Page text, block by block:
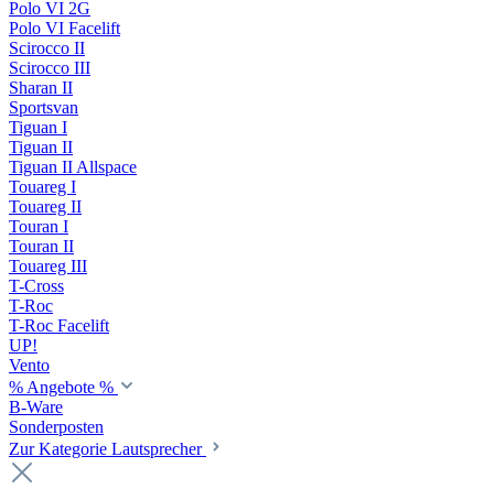
Polo VI 2G
Polo VI Facelift
Scirocco II
Scirocco III
Sharan II
Sportsvan
Tiguan I
Tiguan II
Tiguan II Allspace
Touareg I
Touareg II
Touran I
Touran II
Touareg III
T-Cross
T-Roc
T-Roc Facelift
UP!
Vento
% Angebote %
B-Ware
Sonderposten
Zur Kategorie Lautsprecher